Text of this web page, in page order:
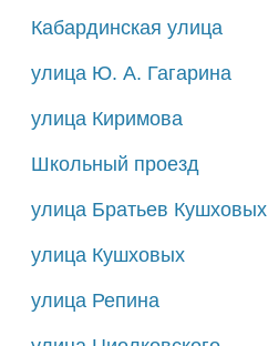
Кабардинская улица
улица Ю. А. Гагарина
улица Киримова
Школьный проезд
улица Братьев Кушховых
улица Кушховых
улица Репина